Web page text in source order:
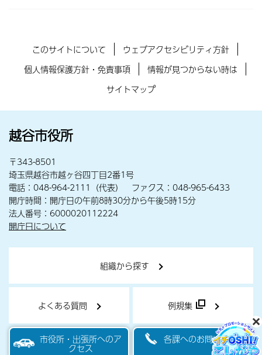
このサイトについて
ウェブアクセシビリティ方針
個人情報保護方針・免責事項
情報が見つからない時は
サイトマップ
越谷市役所
〒343-8501
埼玉県越谷市越ヶ谷四丁目2番1号
電話：048-964-2111（代表） ファクス：048-965-6433
開庁時間：開庁日の午前8時30分から午後5時15分
法人番号：6000020112224
開庁日について
組織から探す
よくある質問 例規集
市役所・出張所へのア
クセス
各課へのお問い合わせ